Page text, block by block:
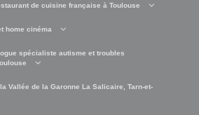
de cuisine française à Toulouse
home cinéma
spécialiste autisme et troubles
Vallée de la Garonne La Salicaire, Tarn-et-